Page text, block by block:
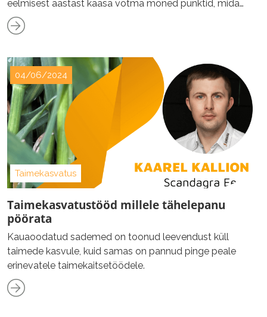
eelmisest aastast kaasa võtma mõned punktid, mida
tuleks kindlasti jälgida.
04/06/2024
Taimekasvatus
Taimekasvatustööd millele tähelepanu
pöörata
Kauaoodatud sademed on toonud leevendust küll
taimede kasvule, kuid samas on pannud pinge peale
erinevatele taimekaitsetöödele.